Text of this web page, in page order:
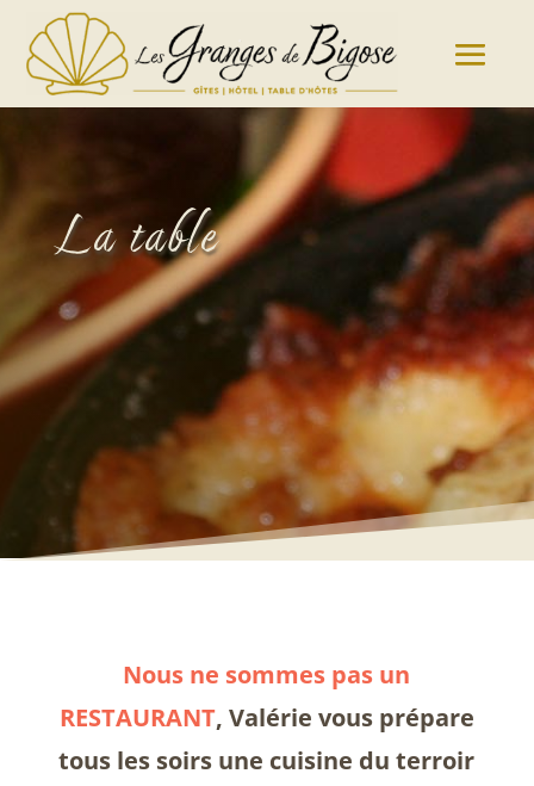
La table
Nous ne sommes pas un
RESTAURANT, Valérie vous prépare
tous les soirs une cuisine du terroir